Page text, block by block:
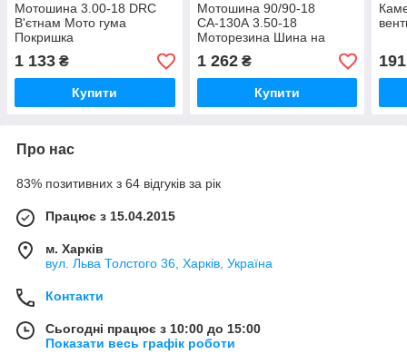
Мотошина 3.00-18 DRC
В'єтнам Мото гума
Покришка
1 133 ₴
Купити
Мотошина 90/90-18
СА-130А 3.50-18
Моторезина Шина на
мотоцикл
1 262₴
Купити
191
Про нас
83% позитивних з 64 відгуків за рік
Працює з 15.04.2015
м. Харків
вул. Льва Толстого 36, Харків, Україна
Контакти
Сьогодні працює з 10:00 до 15:00
Показати весь графік роботи